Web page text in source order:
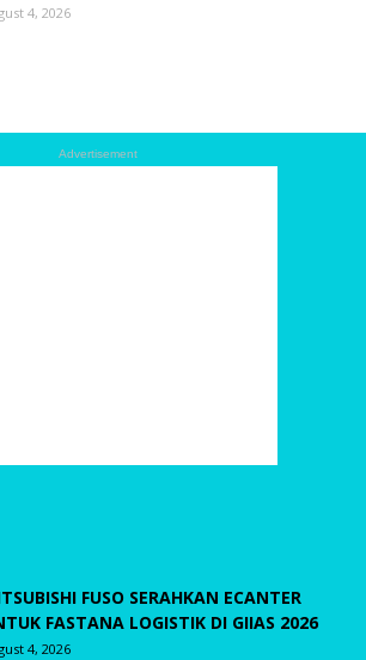
4, 2026
Advertisement
FUSO SERAHKAN ECANTER
FASTANA LOGISTIK DI GIIAS 2026
4, 2026